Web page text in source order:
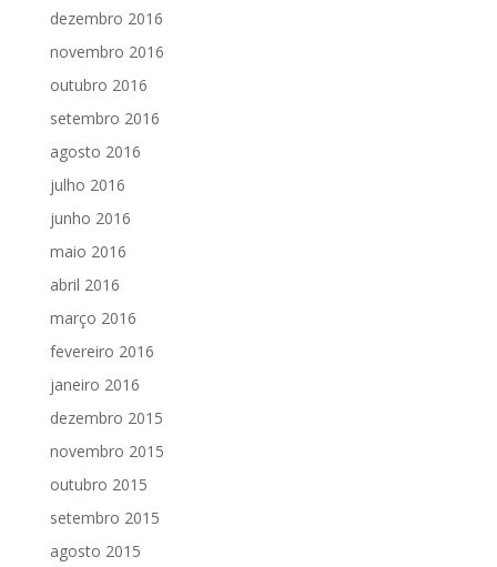
dezembro 2016
novembro 2016
outubro 2016
setembro 2016
agosto 2016
julho 2016
junho 2016
maio 2016
abril 2016
março 2016
fevereiro 2016
janeiro 2016
dezembro 2015
novembro 2015
outubro 2015
setembro 2015
agosto 2015